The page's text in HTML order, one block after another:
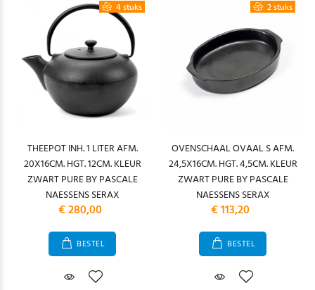
4 stuks
THEEPOT INH. 1 LITER AFM.
20X16CM. HGT. 12CM. KLEUR
ZWART PURE BY PASCALE
NAESSENS SERAX
€ 280,00
BESTEL
2 stuks
OVENSCHAAL OVAAL S AFM.
24,5X16CM. HGT. 4,5CM. KLEUR
ZWART PURE BY PASCALE
NAESSENS SERAX
€ 113,20
BESTEL